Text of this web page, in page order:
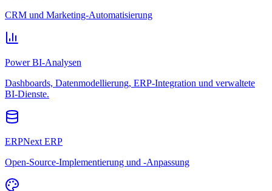
CRM und Marketing-Automatisierung
Power BI-Analysen
Dashboards, Datenmodellierung, ERP-Integration und verwaltete
BI-Dienste.
ERPNext ERP
Open-Source-Implementierung und -Anpassung